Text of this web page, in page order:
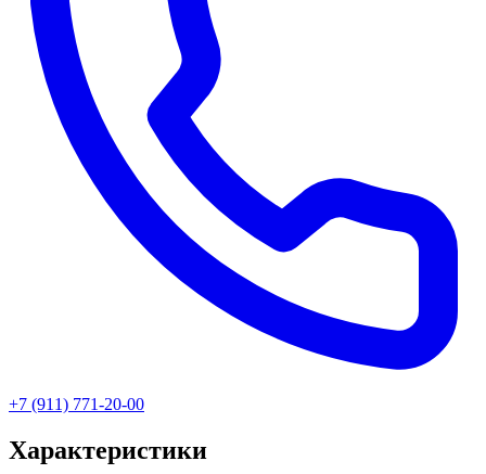
+7 (911) 771-20-00
Характеристики